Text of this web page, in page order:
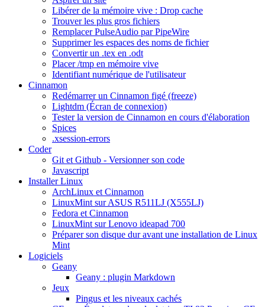
Libérer de la mémoire vive : Drop cache
Trouver les plus gros fichiers
Remplacer PulseAudio par PipeWire
Supprimer les espaces des noms de fichier
Convertir un .tex en .odt
Placer /tmp en mémoire vive
Identifiant numérique de l'utilisateur
Cinnamon
Redémarrer un Cinnamon figé (freeze)
Lightdm (Écran de connexion)
Tester la version de Cinnamon en cours d'élaboration
Spices
.xsession-errors
Coder
Git et Github - Versionner son code
Javascript
Installer Linux
ArchLinux et Cinnamon
LinuxMint sur ASUS R511LJ (X555LJ)
Fedora et Cinnamon
LinuxMint sur Lenovo ideapad 700
Préparer son disque dur avant une installation de Linux
Mint
Logiciels
Geany
Geany : plugin Markdown
Jeux
Pingus et les niveaux cachés